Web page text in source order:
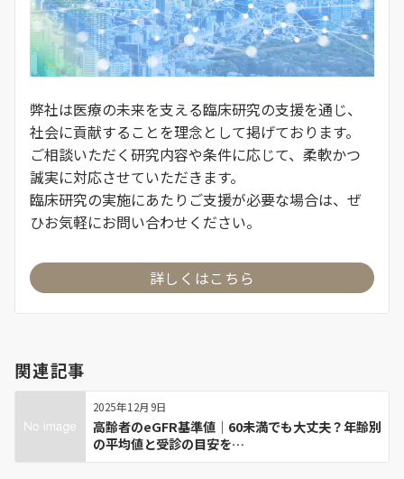
弊社は医療の未来を支える臨床研究の支援を通じ、
社会に貢献することを理念として掲げております。
ご相談いただく研究内容や条件に応じて、柔軟かつ
誠実に対応させていただきます。
臨床研究の実施にあたりご支援が必要な場合は、ぜ
ひお気軽にお問い合わせください。
詳しくはこちら
関連記事
2025年12月9日
高齢者のeGFR基準値｜60未満でも大丈夫？年齢別
の平均値と受診の目安を…